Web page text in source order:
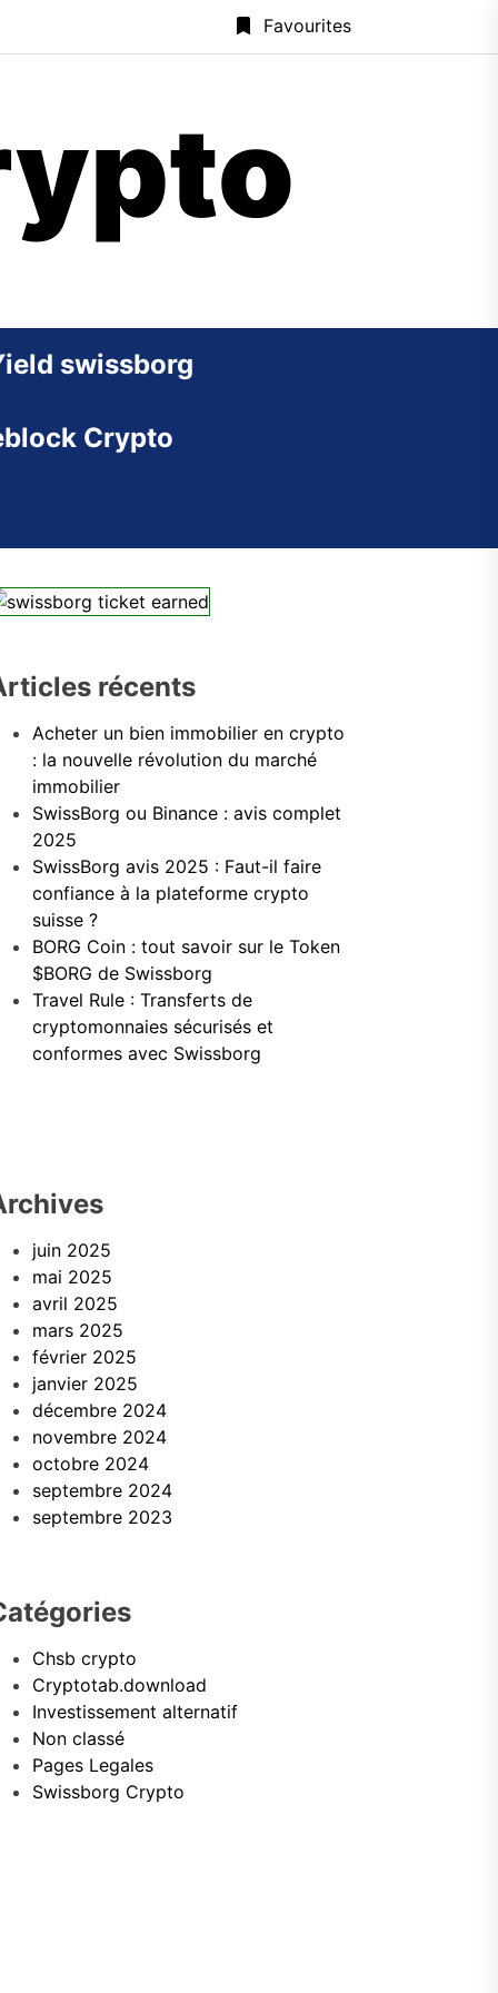
Favourites
swissborg
Crypto
récents
Acheter un bien immobilier en crypto
: la nouvelle révolution du marché
immobilier
SwissBorg ou Binance : avis complet
2025
SwissBorg avis 2025 : Faut-il faire
confiance à la plateforme crypto
suisse ?
BORG Coin : tout savoir sur le Token
$BORG de Swissborg
Travel Rule : Transferts de
cryptomonnaies sécurisés et
conformes avec Swissborg
juin 2025
mai 2025
avril 2025
mars 2025
février 2025
janvier 2025
décembre 2024
novembre 2024
octobre 2024
septembre 2024
septembre 2023
Chsb crypto
Cryptotab.download
Investissement alternatif
Non classé
Pages Legales
Swissborg Crypto